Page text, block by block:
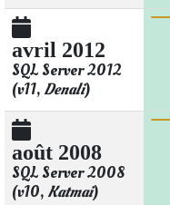
avril 2012
SQL Server 2012
(v11, Denali)
août 2008
SQL Server 2008
(v10, Katmai)